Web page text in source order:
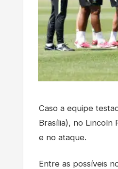
Caso a equipe
Brasília), no Lincoln
e no ataque.
Entre as possíveis